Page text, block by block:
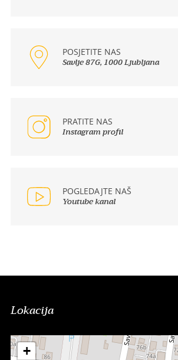
POSJETITE NAS
Savlje 87G, 1000 Ljubljana
PRATITE NAS
Instagram profil
POGLEDAJTE NAŠ
Youtube kanal
Lokacija
+